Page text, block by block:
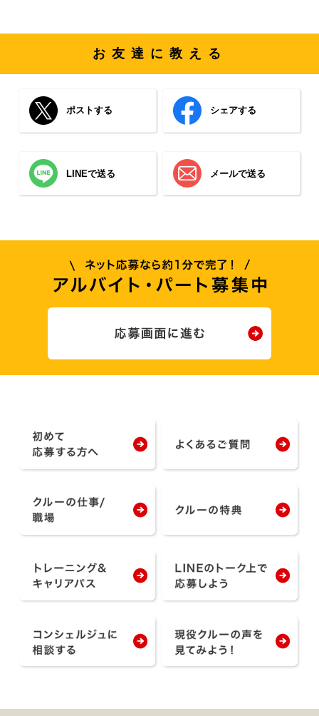
お友達に教える
ポストする シェアする
LINEで送る メールで送る